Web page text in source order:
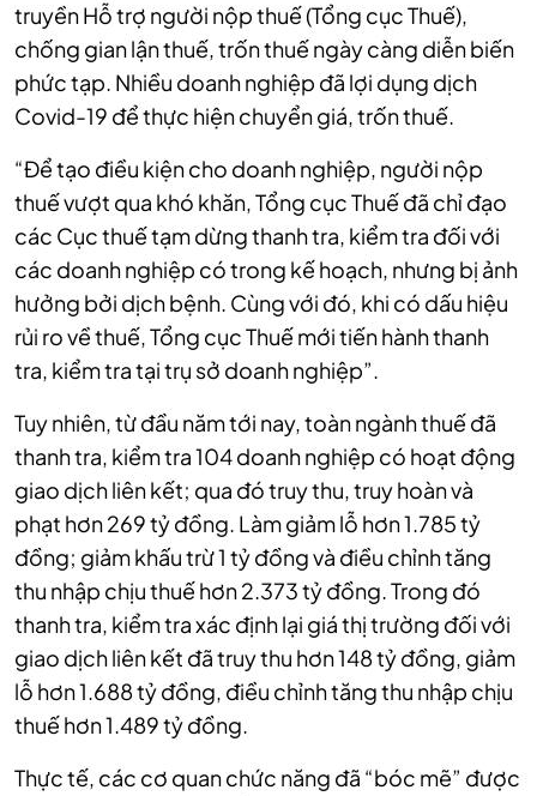
truyền Hỗ trợ người nộp thuế (Tổng cục Thuế),
chống gian lận thuế, trốn thuế ngày càng diễn biến
phức tạp. Nhiều doanh nghiệp đã lợi dụng dịch
Covid-19 để thực hiện chuyển giá, trốn thuế.
“Để tạo điều kiện cho doanh nghiệp, người nộp
thuế vượt qua khó khăn, Tổng cục Thuế đã chỉ đạo
các Cục thuế tạm dừng thanh tra, kiểm tra đối với
các doanh nghiệp có trong kế hoạch, nhưng bị ảnh
hưởng bởi dịch bệnh. Cùng với đó, khi có dấu hiệu
rủi ro về thuế, Tổng cục Thuế mới tiến hành thanh
tra, kiểm tra tại trụ sở doanh nghiệp”.
Tuy nhiên, từ đầu năm tới nay, toàn ngành thuế đã
thanh tra, kiểm tra 104 doanh nghiệp có hoạt động
giao dịch liên kết; qua đó truy thu, truy hoàn và
phạt hơn 269 tỷ đồng. Làm giảm lỗ hơn 1.785 tỷ
đồng; giảm khấu trừ 1 tỷ đồng và điều chỉnh tăng
thu nhập chịu thuế hơn 2.373 tỷ đồng. Trong đó
thanh tra, kiểm tra xác định lại giá thị trường đối với
giao dịch liên kết đã truy thu hơn 148 tỷ đồng, giảm
lỗ hơn 1.688 tỷ đồng, điều chỉnh tăng thu nhập chịu
thuế hơn 1.489 tỷ đồng.
Thực tế, các cơ quan chức năng đã “bóc mẽ” được